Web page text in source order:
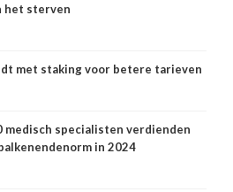
het sterven
met staking voor betere tarieven
medisch specialisten verdienden
in 2024